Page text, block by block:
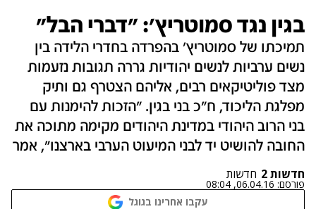
בגין נגד סמוטריץ': "דברי הבל"
תמיכתו של סמוטריץ' בהפרדה בחדרי הלידה בין
נשים ערביות לנשים יהודיות גררה תגובות נזעמות
מצד פוליטיקאים רבים, אליהם הצטרף גם ותיק
מפלגת הליכוד, ח"כ בני בגין. "הזכות להימנות עם
בני הרוב היהודי במדינת היהודים מקימה מתוכה את
החובה להושיט יד לבני המיעוט הערבי בארצנו", אמר
חדשות 2 חדשות
פורסם: 06.04.16, 08:04
עקבו אחרינו בגוגל